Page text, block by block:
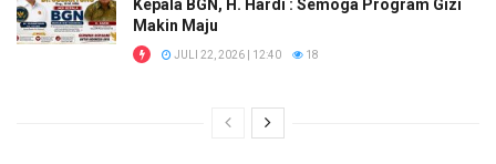
Kepala BGN, H. Hardi : Semoga Program Gizi
Makin Maju
JULI 22, 2026 | 12:40 18